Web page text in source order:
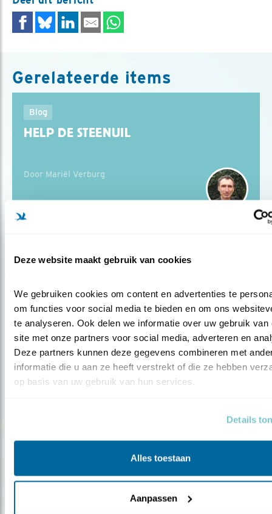
Deze website maakt gebruik van cookies
We gebruiken cookies om content en advertenties te
om functies voor social media te bieden en om ons
te analyseren. Ook delen we informatie over uw gebruik van
site met onze partners voor social media, adverteren en
Deze partners kunnen deze gegevens combineren met
informatie die u aan ze heeft verstrekt of die ze hebben
op basis van uw gebruik van hun services.
Details
Alles toestaan
Aanpassen
Gerelateerde items
Blog
HELP DE STEENUIL
Door Mariël Verburg
MUIZENRUIT..
Door Mariël Verburg